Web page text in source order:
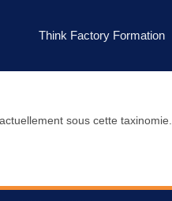
Think Factory Formation
sous cette taxinomie.